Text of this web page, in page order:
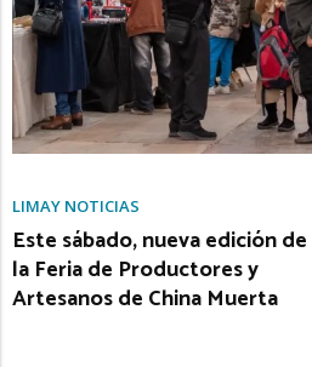
LIMAY NOTICIAS
Este sábado, nueva edición de
la Feria de Productores y
Artesanos de China Muerta